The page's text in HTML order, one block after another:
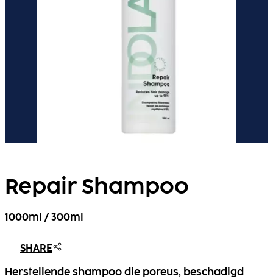
Repair Shampoo
1000ml / 300ml
SHARE
Herstellende shampoo die poreus, beschadigd